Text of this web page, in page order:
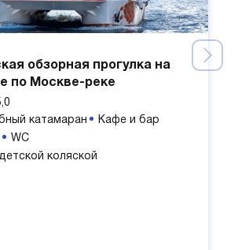
обзорная прогулка на
по Москве-реке
катамаран
Кафе и бар
WC
коляской